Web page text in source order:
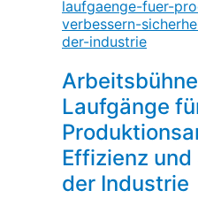
Laufgänge
Effizienz
der Industrie